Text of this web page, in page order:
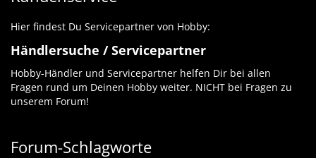
Hier findest Du Servicepartner von Hobby:
Händlersuche / Servicepartner
Hobby-Händler und Servicepartner helfen Dir bei allen
Fragen rund um Deinen Hobby weiter. NICHT bei Fragen zu
unserem Forum!
Forum-Schlagworte